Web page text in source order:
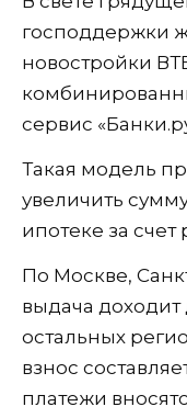
господдержки
новостройки
сервис
Такая модель
увеличить
ипотеке за
По Москве,
выдача доходит
остальных
взнос
платежи